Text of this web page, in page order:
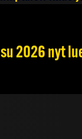
2026 nyt